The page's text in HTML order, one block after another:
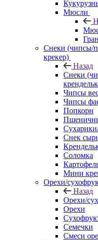
Мюсли
Снеки (чипсы/
крекер)
Назад
Снеки
Чипсы
Чипсы
Попкорн
Снек
Соломка
Мини
Орехи/
Назад
Орехи/
Орехи
Семечки
Смеси